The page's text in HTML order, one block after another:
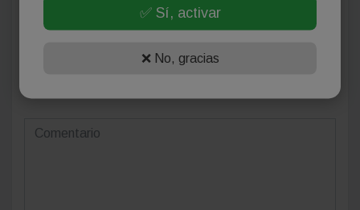
✅ Sí, activar
❌ No, gracias